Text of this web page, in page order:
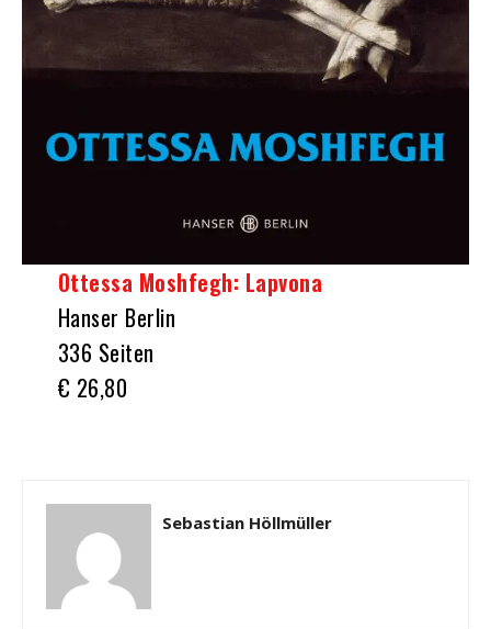
Ottessa Moshfegh: Lapvona
Hanser Berlin
336 Seiten
€ 26,80
Sebastian Höllmüller